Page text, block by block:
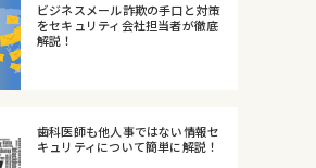
ビジネスメール詐欺の手口と対策
をセキュリティ会社担当者が徹底
解説！
歯科医師も他人事ではない情報セ
キュリティについて簡単に解説！